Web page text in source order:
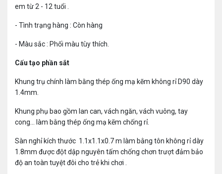
em từ 2 - 12 tuổi .
- Tình trạng hàng : Còn hàng
- Màu sắc : Phối màu tùy thích.
Cấu tạo phần sắt
Khung trụ chính làm bằng thép ống mạ kẽm không rỉ D90 dày
1.4mm.
Khung phụ bao gồm lan can, vách ngăn, vách vuông, tay
cong... làm bằng thép ống mạ kẽm chống rỉ.
Sàn nghỉ kích thước 1.1x1.1x0.7 m làm bằng tôn không rỉ dày
1.8mm được đột dập nguyên tấm chống chơn trượt đảm bảo
độ an toàn tuyệt đôi cho trẻ khi chơi .